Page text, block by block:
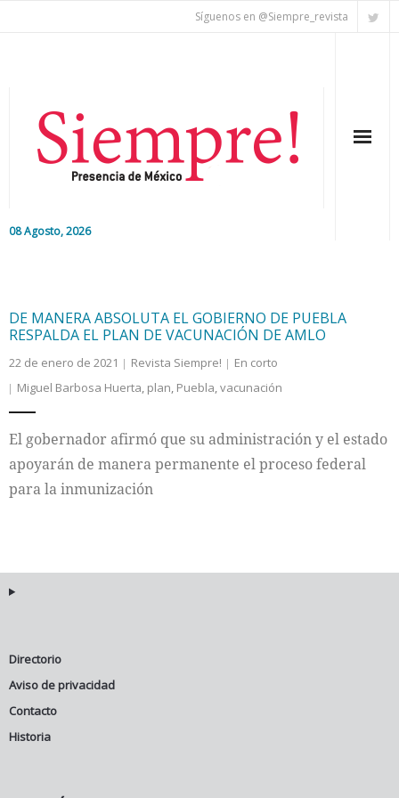
Síguenos en @Siempre_revista
08 Agosto, 2026
Colaboradores
Internacional
Cultura
DE MANERA ABSOLUTA EL GOBIERNO DE PUEBLA
RESPALDA EL PLAN DE VACUNACIÓN DE AMLO
22 de enero de 2021 Revista Siempre!
En corto
Miguel Barbosa Huerta, plan, Puebla,vacunación
El gobernador afirmó que su administración y el estado
apoyarán de manera permanente el proceso federal
para la inmunización
Directorio
Aviso de privacidad
Contacto
Historia